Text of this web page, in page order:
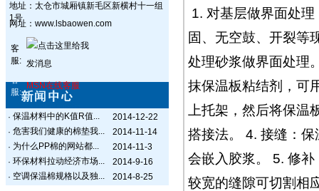
地址：太仓市城厢镇新毛区新横村十一组
1号
网址：www.lsbaowen.com
客
服:
客
服:
MSN在线客服
· 保温材料中的K值R值...
2014-12-22
· 危害我们健康的棉垫我...
2014-11-14
· 为什么PP棉的网站都...
2014-11-3
· 环保材料拉动经济市场...
2014-9-16
· 空调保温棉规格以及独... 2014-8-25
1. 对基层做界面处
固、无空鼓、开裂等
处理砂浆做界面处理
抹保温板粘结剂，可
上托架，然后将保
搭接法。 4. 接缝：
会嵌入胶浆。 5. 修
较宽的缝隙可切割相